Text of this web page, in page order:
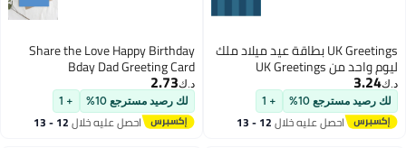
UK Greetings بطاقة عيد ميلاد ملك
ليوم واحد من UK Greetings
د.ك‏3.24
لك رصيد مسترجع 10% + 1
احصل عليه خلال 12 - 13
Share the Love Happy Birthday
Bday Dad Greeting Card
د.ك‏2.73
لك رصيد مسترجع 10% + 1
احصل عليه خلال 12 - 13